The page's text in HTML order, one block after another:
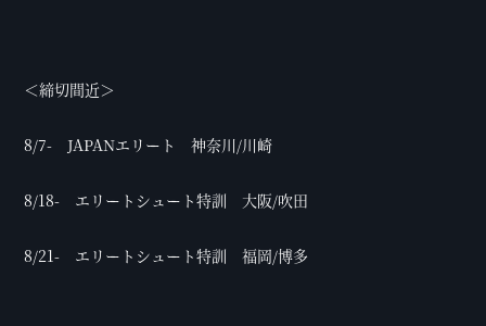
＜締切間近＞
8/7- JAPANエリート 神奈川/川崎
8/18- エリートシュート特訓 大阪/吹田
8/21- エリートシュート特訓 福岡/博多